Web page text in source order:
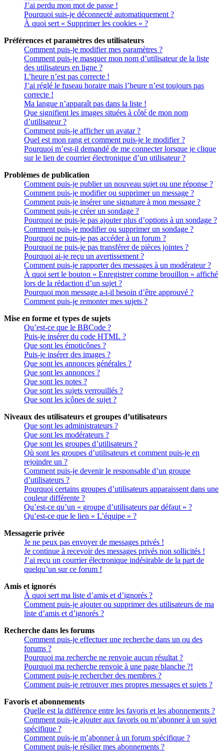
J’ai perdu mon mot de passe !
Pourquoi suis-je déconnecté automatiquement ?
À quoi sert « Supprimer les cookies » ?
Préférences et paramètres des utilisateurs
Comment puis-je modifier mes paramètres ?
Comment puis-je masquer mon nom d’utilisateur de la liste
des utilisateurs en ligne ?
L’heure n’est pas correcte !
J’ai réglé le fuseau horaire mais l’heure n’est toujours pas
correcte !
Ma langue n’apparaît pas dans la liste !
Que signifient les images situées à côté de mon nom
d’utilisateur ?
Comment puis-je afficher un avatar ?
Quel est mon rang et comment puis-je le modifier ?
Pourquoi m’est-il demandé de me connecter lorsque je clique
sur le lien de courrier électronique d’un utilisateur ?
Problèmes de publication
Comment puis-je publier un nouveau sujet ou une réponse ?
Comment puis-je modifier ou supprimer un message ?
Comment puis-je insérer une signature à mon message ?
Comment puis-je créer un sondage ?
Pourquoi ne puis-je pas ajouter plus d’options à un sondage ?
Comment puis-je modifier ou supprimer un sondage ?
Pourquoi ne puis-je pas accéder à un forum ?
Pourquoi ne puis-je pas transférer de pièces jointes ?
Pourquoi ai-je reçu un avertissement ?
Comment puis-je rapporter des messages à un modérateur ?
À quoi sert le bouton « Enregistrer comme brouillon » affiché
lors de la rédaction d’un sujet ?
Pourquoi mon message a-t-il besoin d’être approuvé ?
Comment puis-je remonter mes sujets ?
Mise en forme et types de sujets
Qu’est-ce que le BBCode ?
Puis-je insérer du code HTML ?
Que sont les émoticônes ?
Puis-je insérer des images ?
Que sont les annonces générales ?
Que sont les annonces ?
Que sont les notes ?
Que sont les sujets verrouillés ?
Que sont les icônes de sujet ?
Niveaux des utilisateurs et groupes d’utilisateurs
Que sont les administrateurs ?
Que sont les modérateurs ?
Que sont les groupes d’utilisateurs ?
Où sont les groupes d’utilisateurs et comment puis-je en
rejoindre un ?
Comment puis-je devenir le responsable d’un groupe
d’utilisateurs ?
Pourquoi certains groupes d’utilisateurs apparaissent dans une
couleur différente ?
Qu’est-ce qu’un « groupe d’utilisateurs par défaut » ?
Qu’est-ce que le lien « L’équipe » ?
Messagerie privée
Je ne peux pas envoyer de messages privés !
Je continue à recevoir des messages privés non sollicités !
J’ai reçu un courrier électronique indésirable de la part de
quelqu’un sur ce forum !
Amis et ignorés
À quoi sert ma liste d’amis et d’ignorés ?
Comment puis-je ajouter ou supprimer des utilisateurs de ma
liste d’amis et d’ignorés ?
Recherche dans les forums
Comment puis-je effectuer une recherche dans un ou des
forums ?
Pourquoi ma recherche ne renvoie aucun résultat ?
Pourquoi ma recherche renvoie à une page blanche ?!
Comment puis-je rechercher des membres ?
Comment puis-je retrouver mes propres messages et sujets ?
Favoris et abonnements
Quelle est la différence entre les favoris et les abonnements ?
Comment puis-je ajouter aux favoris ou m’abonner à un sujet
spécifique ?
Comment puis-je m’abonner à un forum spécifique ?
Comment puis-je résilier mes abonnements ?